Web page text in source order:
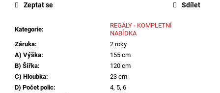
Kategorie:
REGÁLY - KOMPLETNÍ
NABÍDKA
Záruka:
2 roky
A) Výška:
155 cm
B) Šířka:
120 cm
C) Hloubka:
23 cm
D) Počet polic:
4, 5, 6
Zeptat se Sdílet